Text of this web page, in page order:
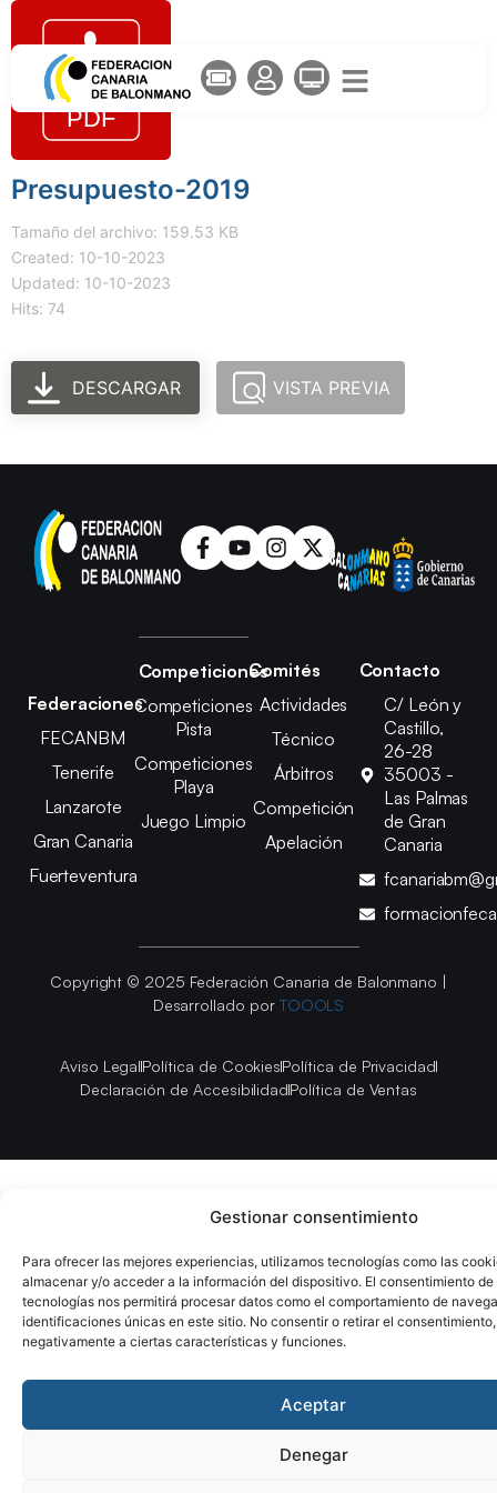
Gestionar consentimiento
Para ofrecer las mejores experiencias, utilizamos tecnologías como las
almacenar y/o acceder a la información del dispositivo. El consentimiento de
tecnologías nos permitirá procesar datos como el comportamiento de
identificaciones únicas en este sitio. No consentir o retirar el
negativamente a ciertas características y funciones.
Aceptar
Denegar
Presupuesto-2019
Tamaño del archivo: 159.53 KB
Created: 10-10-2023
Updated: 10-10-2023
Hits: 74
DESCARGAR VISTA PREVIA
Federaciones
FECANBM
Tenerife
Lanzarote
Gran Canaria
Fuerteventura
Competiciones
Competiciones
Pista
Competiciones
Playa
Juego Limpio
Comités
Actividades
Técnico
Árbitros
Competición
Apelación
Contacto
C/ León y
Castillo,
26-28
35003 -
Las Palmas
de Gran
Canaria
Copyright © 2025 Federación Canaria de Balonmano |
Desarrollado por TOOOLS
Aviso LegalPolítica de CookiesPolítica de Privacidad
Declaración de AccesibilidadPolítica de Ventas